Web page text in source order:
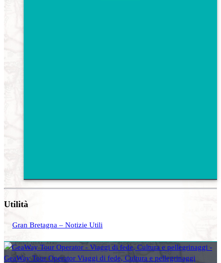
Utilità
Gran Bretagna – Notizie Utili